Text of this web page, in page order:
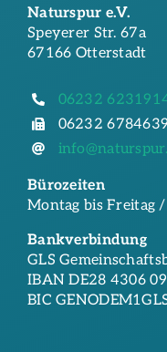
Naturspur e.V.
Speyerer Str. 67a
67166 Otterstadt
06232
06232 6784639
Bürozeiten
Montag bis Freitag
Bankverbindung
GLS
IBAN DE28 4306
BIC